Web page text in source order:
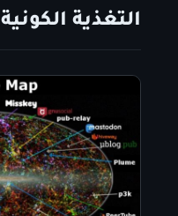
التغذية الكونية